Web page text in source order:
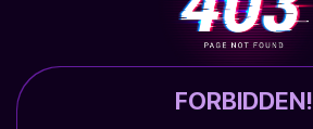
FORBIDDEN!